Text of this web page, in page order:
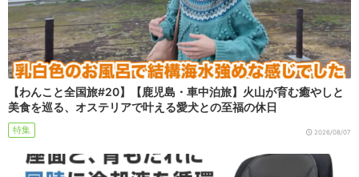
【わんこと全国旅#20】【鹿児島・車中泊旅】火山が育む癒やしと
美食を巡る、オステリアで叶える愛犬との至福の休日
特集 2026/08/07